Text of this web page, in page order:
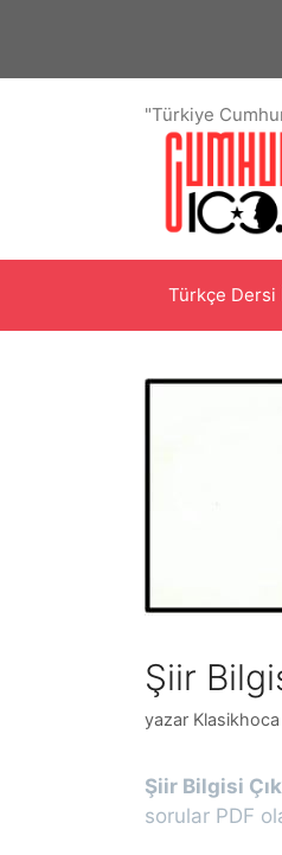
"Türkiye
Türkçe
Şiir
yazar Klasikhoca
Şiir Bilgisi
sorular PDF